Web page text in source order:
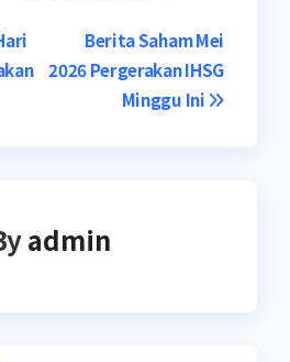
Berita Saham Mei
2026 Pergerakan IHSG
Minggu Ini
admin